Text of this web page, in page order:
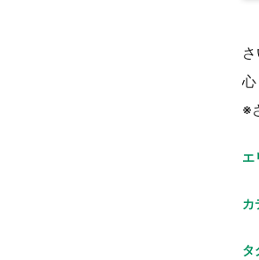
心
※
エ
カ
タ